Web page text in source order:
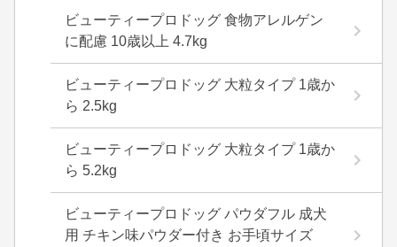
ビューティープロドッグ 食物アレルゲン
に配慮 10歳以上 4.7kg
ビューティープロドッグ 大粒タイプ 1歳か
ら 2.5kg
ビューティープロドッグ 大粒タイプ 1歳か
ら 5.2kg
ビューティープロドッグ パウダフル 成犬
用 チキン味パウダー付き お手頃サイズ